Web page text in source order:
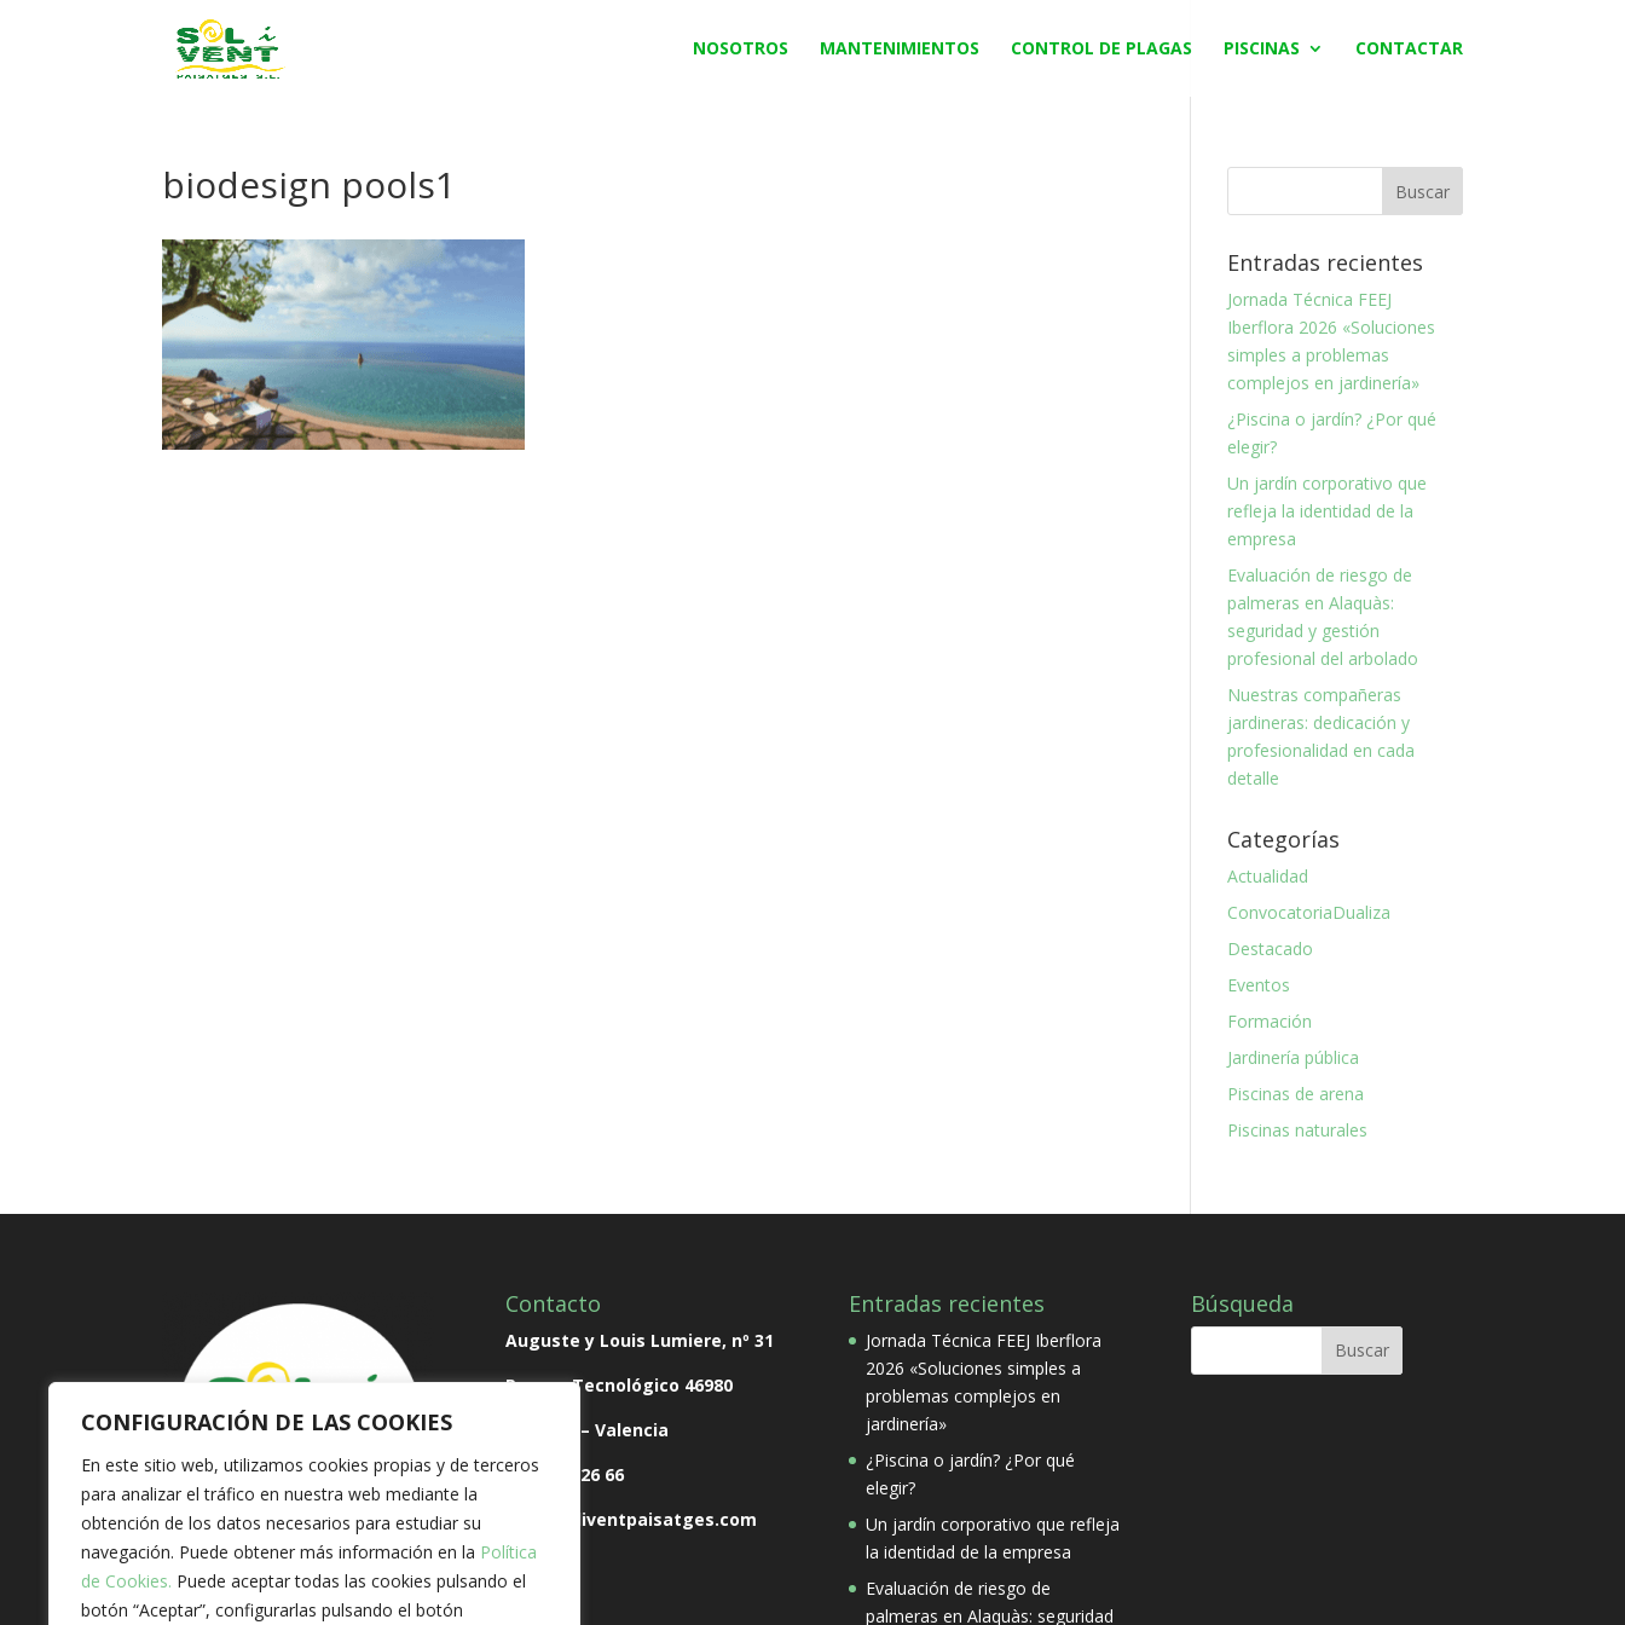
CONFIGURACIÓN DE LAS COOKIES
En este sitio web, utilizamos cookies propias y de terceros
para analizar el tráfico en nuestra web mediante la
obtención de los datos necesarios para estudiar su
navegación. Puede obtener más información en la Política
de Cookies. Puede aceptar todas las cookies pulsando el
botón “Aceptar”, configurarlas pulsando el botón
NOSOTROS MANTENIMIENTOS CONTROL DE PLAGAS PISCINAS CONTACTAR
biodesign pools1
Entradas recientes
Jornada Técnica FEEJ
Iberflora 2026 «Soluciones
simples a problemas
complejos en jardinería»
¿Piscina o jardín? ¿Por qué
elegir?
Un jardín corporativo que
refleja la identidad de la
empresa
Evaluación de riesgo de
palmeras en Alaquàs:
seguridad y gestión
profesional del arbolado
Nuestras compañeras
jardineras: dedicación y
profesionalidad en cada
detalle
Categorías
Actualidad
ConvocatoriaDualiza
Destacado
Eventos
Formación
Jardinería pública
Piscinas de arena
Piscinas naturales
Contacto
Auguste y Louis Lumiere, nº 31
Parque Tecnológico 46980
Paterna – Valencia
T 96 138 26 66
info@soliventpaisatges.com
Entradas recientes
Jornada Técnica FEEJ Iberflora
2026 «Soluciones simples a
problemas complejos en
jardinería»
¿Piscina o jardín? ¿Por qué
elegir?
Un jardín corporativo que refleja
la identidad de la empresa
Evaluación de riesgo de
palmeras en Alaquàs: seguridad
Búsqueda